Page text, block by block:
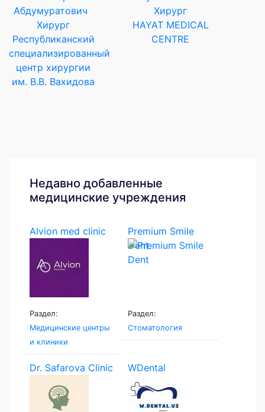
Хирург
Республиканский
специализированный
центр хирургии
им. В.В. Вахидова
Хирург
HAYAT MEDICAL
CENTRE
Недавно добавленные
медицинские учреждения
Alvion med clinic
Раздел:
Медицинские центры
и клиники
Premium Smile
Dent
Раздел:
Стоматология
Dr. Safarova Clinic WDental